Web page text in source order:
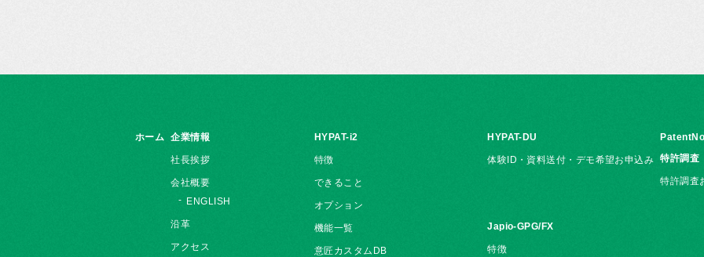
ホーム 企業情報
社長挨拶
会社概要
ENGLISH
沿革
アクセス
HYPAT-i2
特徴
できること
オプション
機能一覧
意匠カスタムDB
HYPAT-DU
体験ID・資料送付・デモ希望お申込み
Japio-GPG/FX
特徴
特許調査
特許調査